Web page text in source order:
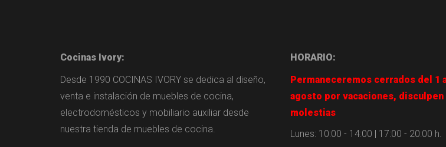
Cocinas Ivory:
Desde 1990 COCINAS IVORY se dedica al diseño,
venta e instalación de muebles de cocina,
electrodomésticos y mobiliario auxiliar desde
nuestra tienda de muebles de cocina.
HORARIO:
Permaneceremos cerrados del 1
agosto por vacaciones, disculpen
molestias
Lunes: 10:00 - 14:00 | 17:00 - 20:00 h.